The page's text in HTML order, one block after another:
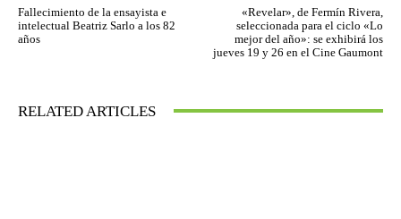
Fallecimiento de la ensayista e
intelectual Beatriz Sarlo a los 82
años
«Revelar», de Fermín Rivera,
seleccionada para el ciclo «Lo
mejor del año»: se exhibirá los
jueves 19 y 26 en el Cine Gaumont
RELATED ARTICLES